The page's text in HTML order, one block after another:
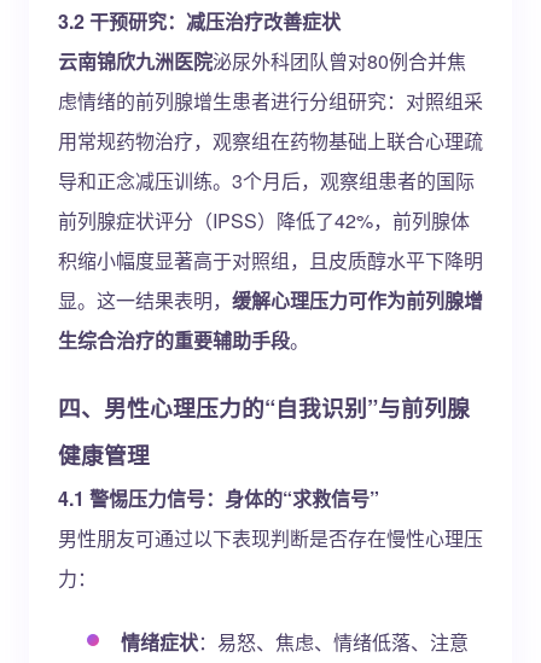
3.2 干预研究：减压治疗改善症状
云南锦欣九洲医院泌尿外科团队曾对80例合并焦
虑情绪的前列腺增生患者进行分组研究：对照组采
用常规药物治疗，观察组在药物基础上联合心理疏
导和正念减压训练。3个月后，观察组患者的国际
前列腺症状评分（IPSS）降低了42%，前列腺体
积缩小幅度显著高于对照组，且皮质醇水平下降明
显。这一结果表明， 缓解心理压力可作为前列腺增
生综合治疗的重要辅助手段。
四、男性心理压力的“自我识别”与前列腺
健康管理
4.1 警惕压力信号：身体的“求救信号”
男性朋友可通过以下表现判断是否存在慢性心理压
力：
情绪症状：易怒、焦虑、情绪低落、注意